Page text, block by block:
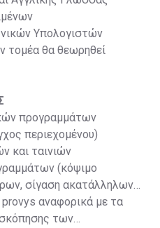
Υπολογιστών
τομέα θα θεωρηθεί
προγραμμάτων
περιεχομένου)
και ταινιών
(κόψιμο
σίγαση ακατάλληλων
αναφορικά με τα
των